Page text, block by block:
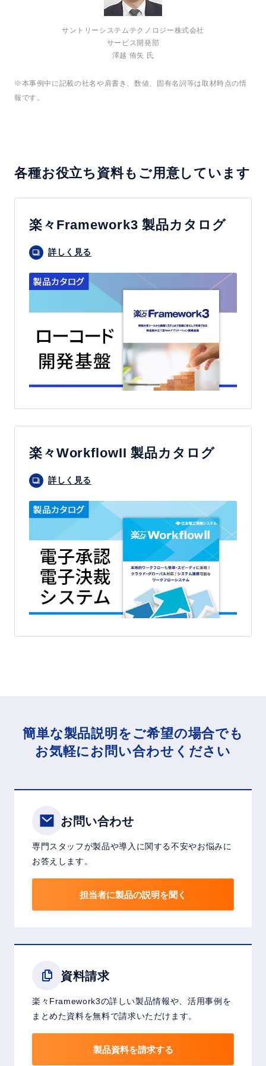
サントリーシステムテクノロジー株式会社
サービス開発部
澤越 侑矢 氏
※本事例中に記載の社名や肩書き、数値、固有名詞等は取材時点の情
報です。
各種お役立ち資料もご用意しています
楽々Framework3 製品カタログ
詳しく見る
楽々WorkflowII 製品カタログ
詳しく見る
簡単な製品説明をご希望の場合でも
お気軽にお問い合わせください
お問い合わせ
専門スタッフが製品や導入に関する不安やお悩みに
お答えします。
担当者に製品の説明を聞く
資料請求
楽々Framework3の詳しい製品情報や、活用事例を
まとめた資料を無料で請求いただけます。
製品資料を請求する